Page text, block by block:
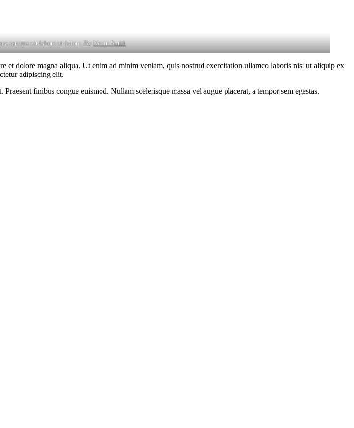
sanctus est labore et dolore. ByKevin Smith
et dolore magna aliqua. Ut enim ad minim veniam, quis nostrud exercitation ullamco laboris nisi ut aliquip ex
adipiscing elit.
finibus congue euismod. Nullam scelerisque massa vel augue placerat, a tempor sem egestas.